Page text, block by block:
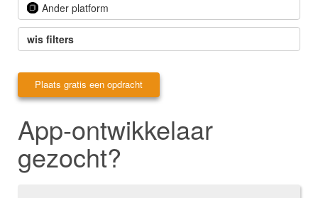
Ander platform
wis filters
Plaats gratis een opdracht
App-ontwikkelaar
gezocht?